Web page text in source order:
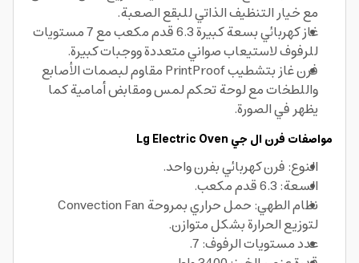
مع خيار التنظيف الذاتي للبقع الصعبة.
غاز كهربائي بسعة كبيرة 6.3 قدم مكعب مع 7 مستويات
للرفوف لاستيعاب صواني متعددة ووجبات كبيرة.
فرن غاز بتشطيب PrintProof مقاوم لبصمات الأصابع
واللطخات مع لوحة تحكم لمس ومقابض أمامية كما
يظهر في الصورة.
مواصفات فرن ال جي Lg Electric Oven
النوع: فرن كهربائي بفرن واحد.
السعة: 6.3 قدم مكعب.
نظام الطهي: حمل حراري بمروحة Convection Fan
لتوزيع الحرارة بشكل متوازن.
عدد مستويات الرفوف: 7.